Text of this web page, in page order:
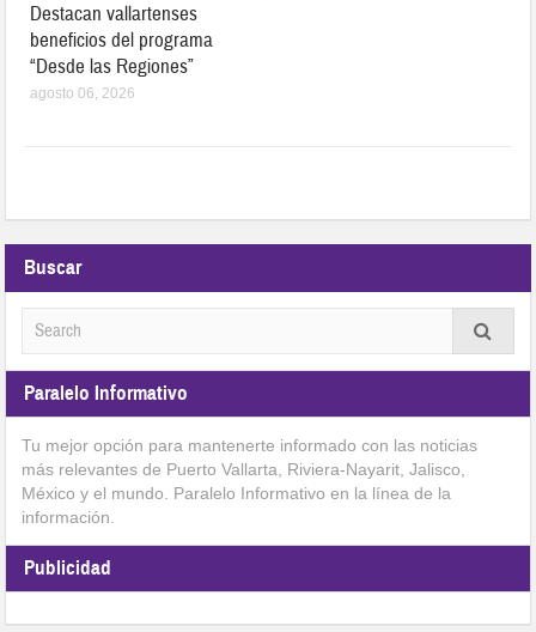
Destacan vallartenses
beneficios del programa
“Desde las Regiones”
agosto 06, 2026
Buscar
Paralelo Informativo
Tu mejor opción para mantenerte informado con las noticias
más relevantes de Puerto Vallarta, Riviera-Nayarit, Jalisco,
México y el mundo. Paralelo Informativo en la línea de la
información.
Publicidad